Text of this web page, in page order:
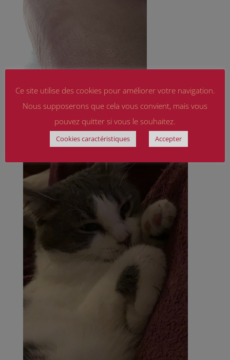
Ce site utilise des cookies pour améliorer votre navigation.
Nous supposerons que cela vous convient, mais vous
pouvez quitter si vous le souhaitez.
Cookies caractéristiques Accepter